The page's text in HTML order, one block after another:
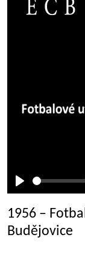
Přehrát
1956 –
Budějovice